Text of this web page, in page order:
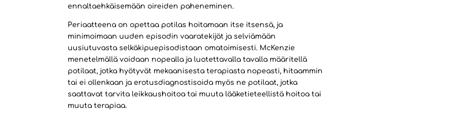
ennaltaehkäisemään oireiden paheneminen.
Periaatteena on opettaa potilas hoitamaan itse itsensä, ja
minimoimaan uuden episodin vaaratekijät ja selviämään
uusiutuvasta selkäkipuepisodistaan omatoimisesti. McKenzie
menetelmällä voidaan nopealla ja luotettavalla tavalla määritellä
potilaat, jotka hyötyvät mekaanisesta terapiasta nopeasti, hitaammin
tai ei ollenkaan ja erotusdiagnostisoida myös ne potilaat, jotka
saattavat tarvita leikkaushoitoa tai muuta lääketieteellistä hoitoa tai
muuta terapiaa.